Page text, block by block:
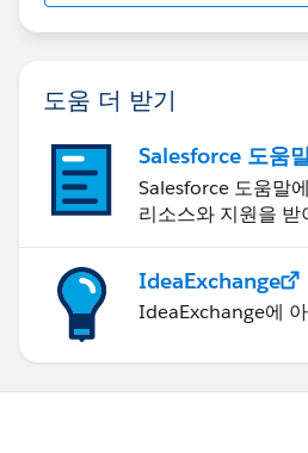
IF STR(MONTH([Date])) = '1'
ELSEIF STR(MONTH([Date])) =
ELSEIF STR(MONTH([Date])) =
ELSEIF STR(MONTH([Date])) =
ELSEIF STR(MONTH([Date])) =
ELSEIF STR(MONTH([Date])) =
ELSEIF STR(MONTH([Date])) =
ELSEIF STR(MONTH([Date]))
도움 더 받기
Salesforce 도움
Salesforce 도움말
리소스와 지원을 받
IdeaExchange
IdeaExchange에